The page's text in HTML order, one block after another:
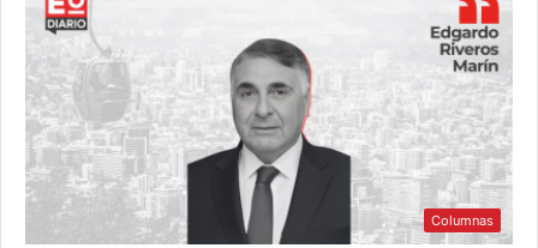
Columnas